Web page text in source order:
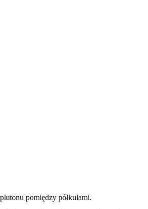
pomiędzy półkulami.